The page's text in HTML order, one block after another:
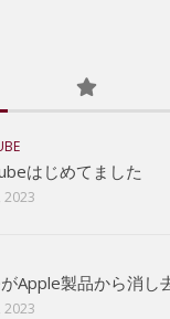
はじめてました
2023
Apple製品から消し
2023